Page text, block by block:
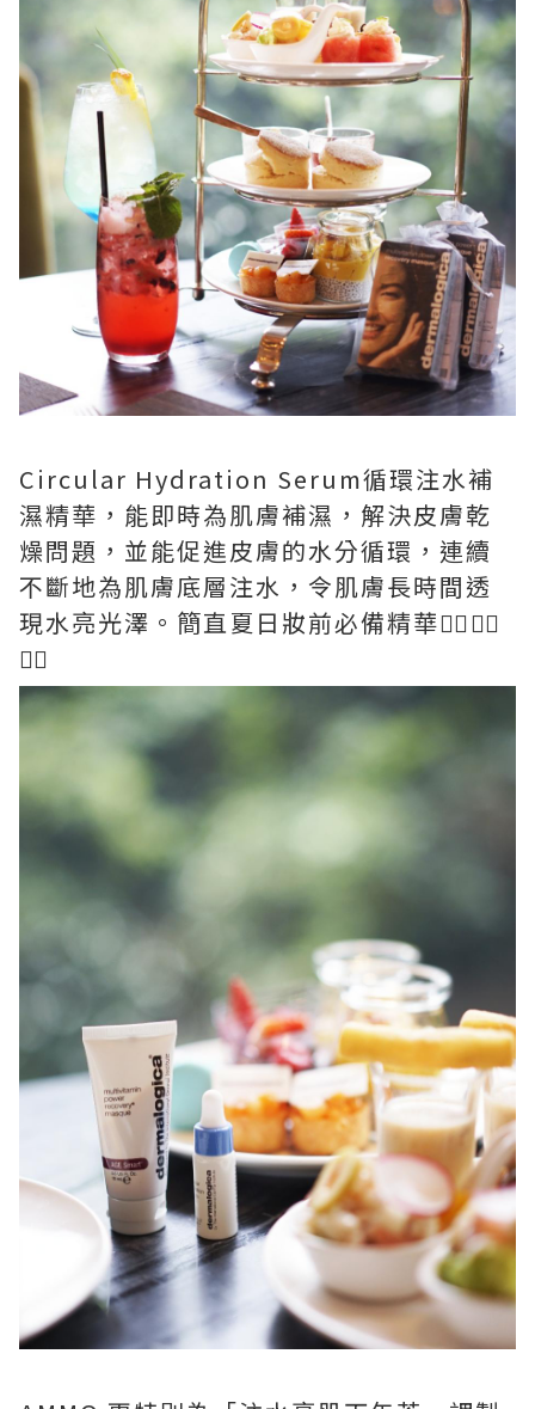
Circular Hydration Serum循環注水補
濕精華，能即時為肌膚補濕，解決皮膚乾
燥問題，並能促進皮膚的水分循環，連續
不斷地為肌膚底層注水，令肌膚長時間透
現水亮光澤。簡直夏日妝前必備精華👍🏻👍🏻
👍🏻